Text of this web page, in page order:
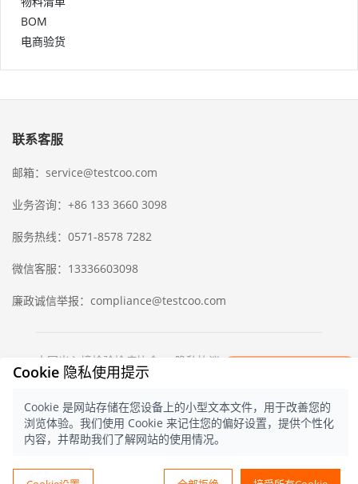
BOM
电商验货
联系客服
邮箱：service@testcoo.com
业务咨询：+86 133 3660 3098
服务热线：0571-8578 7282
微信客服：13336603098
廉政诚信举报：compliance@testcoo.com
×
检验样版报告
中国出入境检验检疫协会
隐私协议
© 2021 测库
浙ICP备16028323号-1
公网安备 33020902000357 号
中文
Cookie 隐私使用提示
Cookie 是网站存储在您设备上的小型文本文件，用于改善您的
浏览体验。我们使用 Cookie 来记住您的偏好设置，提供个性化
内容，并帮助我们了解网站的使用情况。